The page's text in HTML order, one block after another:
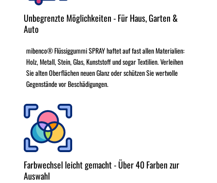
Unbegrenzte Möglichkeiten - Für Haus, Garten &
Auto
mibenco® Flüssiggummi SPRAY haftet auf fast allen Materialien:
Holz, Metall, Stein, Glas, Kunststoff und sogar Textilien. Verleihen
Sie alten Oberflächen neuen Glanz oder schützen Sie wertvolle
Gegenstände vor Beschädigungen.
Farbwechsel leicht gemacht - Über 40 Farben zur
Auswahl